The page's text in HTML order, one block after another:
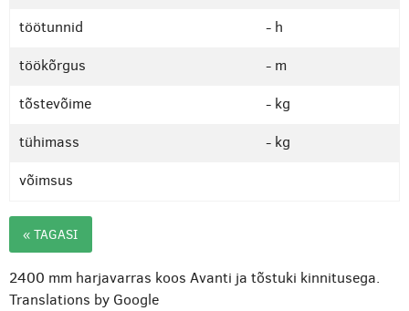
töötunnid
- h
töökõrgus
- m
tõstevõime
- kg
tühimass
- kg
võimsus
« TAGASI
2400 mm harjavarras koos Avanti ja tõstuki kinnitusega.
Translations by Google